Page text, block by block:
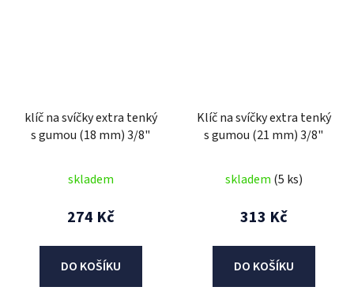
klíč na svíčky extra tenký
s gumou (18 mm) 3/8"
skladem
274 Kč
DO KOŠÍKU
Klíč na svíčky extra tenký
s gumou (21 mm) 3/8"
skladem (5 ks)
313 Kč
DO KOŠÍKU